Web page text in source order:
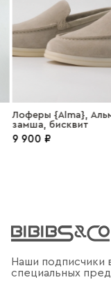
Лоферы {Alma},
замша, бисквит
9 900 ₽
Наши подписчики
специальных